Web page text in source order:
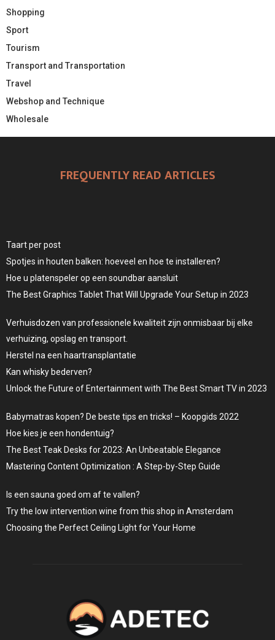
Shopping
Sport
Tourism
Transport and Transportation
Travel
Webshop and Technique
Wholesale
FREQUENTLY READ ARTICLES
Taart per post
Spotjes in houten balken: hoeveel en hoe te installeren?
Hoe u platenspeler op een soundbar aansluit
The Best Graphics Tablet That Will Upgrade Your Setup in 2023
Verhuisdozen van professionele kwaliteit zijn onmisbaar bij elke
verhuizing, opslag en transport.
Herstel na een haartransplantatie
Kan whisky bederven?
Unlock the Future of Entertainment with The Best Smart TV in 2023
Babymatras kopen? De beste tips en tricks! – Koopgids 2022
Hoe kies je een hondentuig?
The Best Teak Desks for 2023: An Unbeatable Elegance
Mastering Content Optimization : A Step-by-Step Guide
Is een sauna goed om af te vallen?
Try the low intervention wine from this shop in Amsterdam
Choosing the Perfect Ceiling Light for Your Home